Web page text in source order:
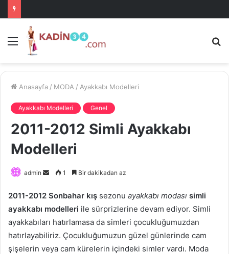
Menü
Anasayfa / MODA / Ayakkabı Modelleri
Ayakkabı Modelleri Genel
2011-2012 Simli Ayakkabı
Modelleri
admin
Bir
posta
göndermek
1 Bir dakikadan az
2011-2012 Sonbahar kış sezonu ayakkabı modası simli
ayakkabı modelleri ile sürprizlerine devam ediyor. Simli
ayakkabıları hatırlamasa da simleri çocukluğumuzdan
hatırlayabiliriz. Çocukluğumuzun güzel günlerinde cam
şişelerin veya cam kürelerin içindeki simler vardı. Moda